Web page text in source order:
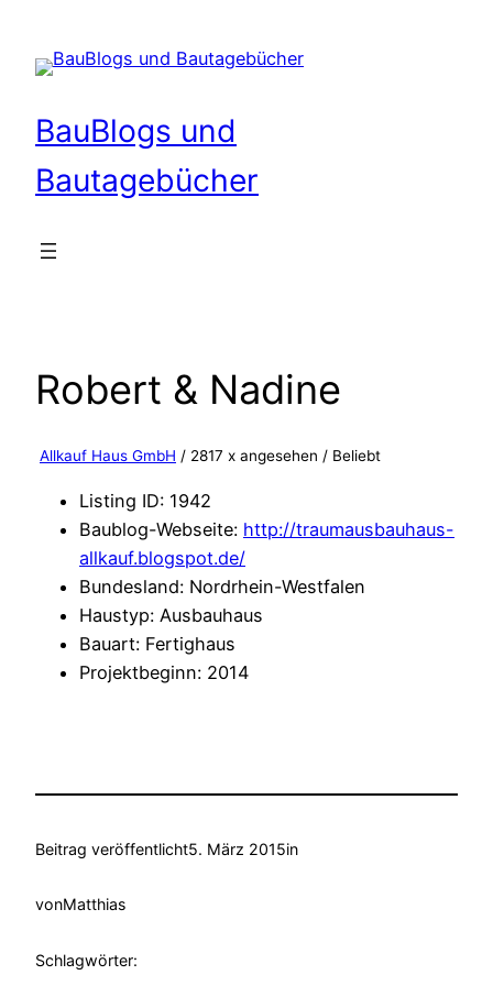
Inhalt
springen
BauBlogs und
Bautagebücher
Robert & Nadine
Allkauf Haus GmbH / 2817 x angesehen / Beliebt
Listing ID: 1942
Baublog-Webseite: http://traumausbauhaus-
allkauf.blogspot.de/
Bundesland: Nordrhein-Westfalen
Haustyp: Ausbauhaus
Bauart: Fertighaus
Projektbeginn: 2014
Beitrag veröffentlicht5. März 2015in
vonMatthias
Schlagwörter: